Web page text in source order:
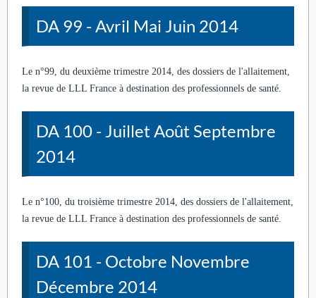
DA 99 - Avril Mai Juin 2014
Le n°99, du deuxième trimestre 2014, des dossiers de l'allaitement,
la revue de LLL France à destination des professionnels de santé.
DA 100 - Juillet Août Septembre
2014
Le n°100, du troisième trimestre 2014, des dossiers de l'allaitement,
la revue de LLL France à destination des professionnels de santé.
DA 101 - Octobre Novembre
Décembre 2014